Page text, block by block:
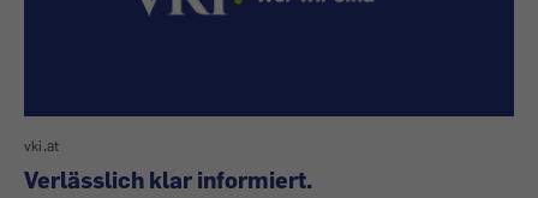
vki.at
Verlässlich klar informiert.